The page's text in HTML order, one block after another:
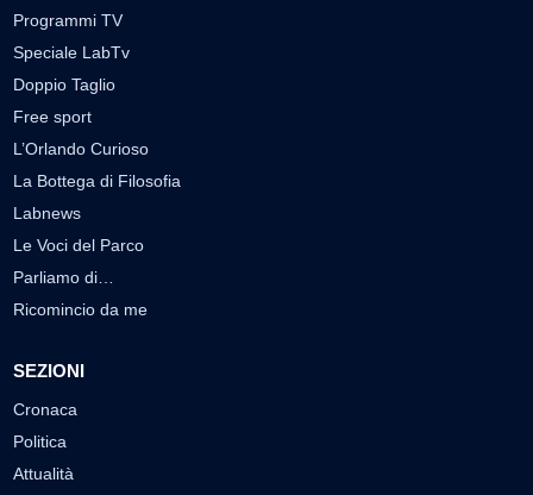
Programmi TV
Speciale LabTv
Doppio Taglio
Free sport
L’Orlando Curioso
La Bottega di Filosofia
Labnews
Le Voci del Parco
Parliamo di…
Ricomincio da me
SEZIONI
Cronaca
Politica
Attualità